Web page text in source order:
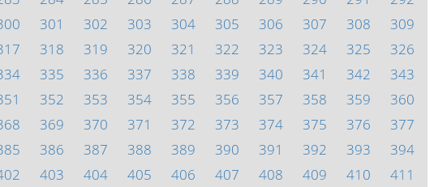
301 302 303 304 305 306 307 308
309
318 319 320 321 322 323 324 325
326
335 336 337 338 339 340 341 342
343
352 353 354 355 356 357 358 359
360
369 370 371 372 373 374 375 376
377
386 387 388 389 390 391 392 393
394
403 404 405 406 407 408 409 410
411